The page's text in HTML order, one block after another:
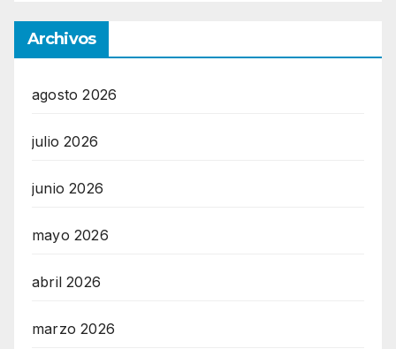
Archivos
agosto 2026
julio 2026
junio 2026
mayo 2026
abril 2026
marzo 2026